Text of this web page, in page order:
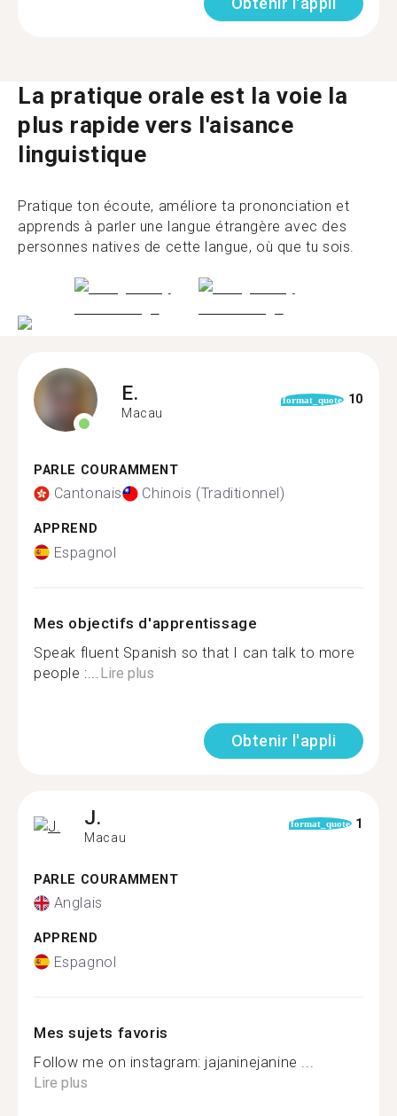
La pratique orale est la voie la
plus rapide vers l'aisance
linguistique
Pratique ton écoute, améliore ta prononciation et
apprends à parler une langue étrangère avec des
personnes natives de cette langue, où que tu sois.
E.
Macau
format_quote 10
PARLE COURAMMENT
Cantonais Chinois (Traditionnel)
APPREND
Espagnol
Mes objectifs d'apprentissage
Speak fluent Spanish so that I can talk to more
people :... Lire plus
Obtenir l'appli
J.
Macau
format_quote 1
PARLE COURAMMENT
Anglais
APPREND
Espagnol
Mes sujets favoris
Follow me on instagram: jajaninejanine ...
Lire plus